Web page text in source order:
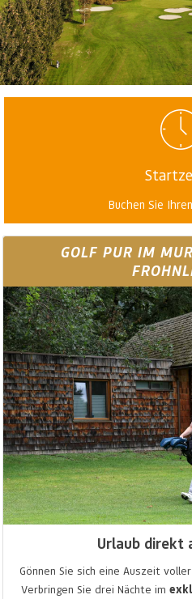
Buchen Sie
GOLF PUR IM
Urlaub direkt
Gönnen Sie sich eine Auszeit
Verbringen Sie drei Nächte im